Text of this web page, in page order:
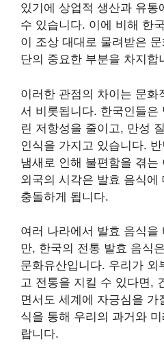
있기에 상업적 생산과 유통
수 있습니다. 이에 비해 한
이 조상 대대로 물려받은
단의 중요한 부분을 차지합
이러한 관점의 차이는 문화
서 비롯됩니다. 한국인들은
린 저항성을 줄이고, 만성
인식을 가지고 있습니다.
냄새로 인해 불편함을 겪는
외국의 시각은 발효 음식에
충돌하게 됩니다.
여러 나라에서 발효 음식을
만, 한국의 전통 발효 음식
문화유산입니다. 우리가 외
고 전통을 지킬 수 있다면,
면서도 세계에 자긍심을 가
식을 통해 우리의 과거와
랍니다.